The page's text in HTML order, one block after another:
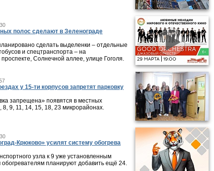
полос сделают в Зеленограде
сделать выделенки – отдельные
и спецтранспорта – на
Солнечной аллее, улице Гоголя.
у 15-ти корпусов запретят парковку
запрещена» появятся в местных
8, 9, 11, 14, 15, 18, 23 микрорайонах.
Крюково» усилят систему обогрева
узла к 9 уже установленным
планируют добавить ещё 24.